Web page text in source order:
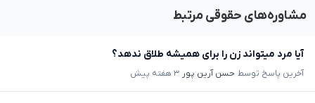
مشاوره‌های حقوقی مرتبط
آیا مرد میتواند زن را برای همیشه طلاق ندهد؟
آخرین پاسخ توسط حسن آرین پور ۳ هفته پیش